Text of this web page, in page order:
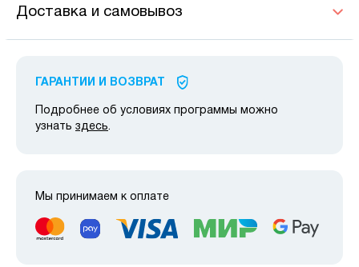
Доставка и самовывоз
ГАРАНТИИ И ВОЗВРАТ
Подробнее об условиях программы можно
узнать здесь.
Мы принимаем к оплате